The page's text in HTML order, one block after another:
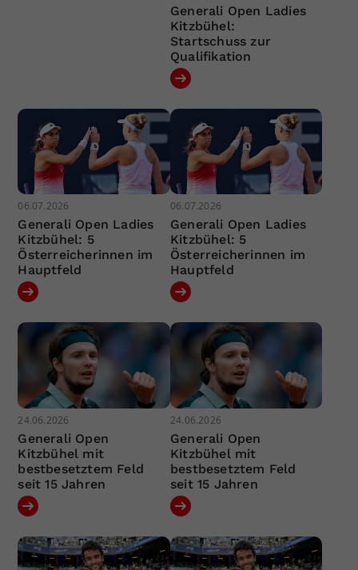
Generali Open Ladies
Kitzbühel:
Startschuss zur
Qualifikation
06.07.2026
Generali Open Ladies
Kitzbühel: 5
Österreicherinnen im
Hauptfeld
06.07.2026
Generali Open Ladies
Kitzbühel: 5
Österreicherinnen im
Hauptfeld
24.06.2026
Generali Open
Kitzbühel mit
bestbesetztem Feld
seit 15 Jahren
24.06.2026
Generali Open
Kitzbühel mit
bestbesetztem Feld
seit 15 Jahren